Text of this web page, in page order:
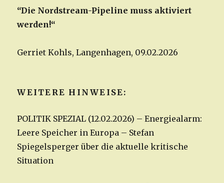
“Die Nordstream-Pipeline muss aktiviert
werden!“
Gerriet Kohls, Langenhagen, 09.02.2026
WEITERE HINWEISE:
POLITIK SPEZIAL (12.02.2026) – Energiealarm:
Leere Speicher in Europa – Stefan
Spiegelsperger über die aktuelle kritische
Situation